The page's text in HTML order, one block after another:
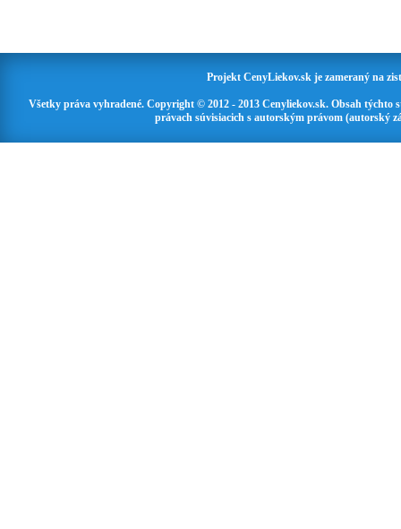
Projekt CenyLiekov.sk je zameraný na
Všetky práva vyhradené. Copyright © 2012 - 2013 Cenyliekov.sk. Obsah
právach súvisiacich s autorským právom (autorský